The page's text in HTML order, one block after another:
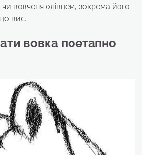
вовченя олівцем, зокрема його
виє.
вовка поетапно